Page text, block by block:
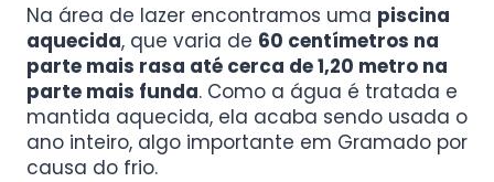
Na área de lazer encontramos uma piscina
aquecida, que varia de 60 centímetros na
parte mais rasa até cerca de 1,20 metro na
parte mais funda. Como a água é tratada e
mantida aquecida, ela acaba sendo usada o
ano inteiro, algo importante em Gramado por
causa do frio.